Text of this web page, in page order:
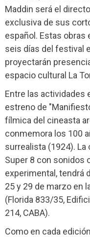
Maddin será el
exclusiva de sus
español. Estas obras
seis días del festival
proyectarán
espacio cultural La
Entre las actividades
estreno de
fílmica del cineasta
conmemora los 100
surrealista (1924). La
Super 8 con sonidos
experimental, tendrá
25 y 29 de marzo en
(Florida 833/35,
214, CABA).
Como en cada